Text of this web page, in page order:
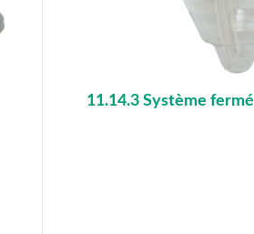
11.14.3 Système fermé